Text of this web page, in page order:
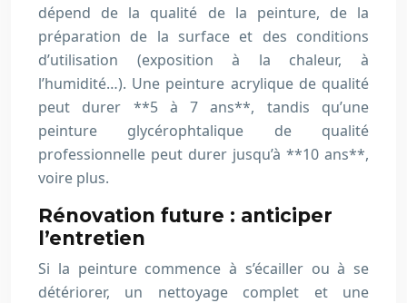
dépend de la qualité de la peinture, de la
préparation de la surface et des conditions
d’utilisation (exposition à la chaleur, à
l’humidité…). Une peinture acrylique de qualité
peut durer **5 à 7 ans**, tandis qu’une
peinture glycérophtalique de qualité
professionnelle peut durer jusqu’à **10 ans**,
voire plus.
Rénovation future : anticiper
l’entretien
Si la peinture commence à s’écailler ou à se
détériorer, un nettoyage complet et une